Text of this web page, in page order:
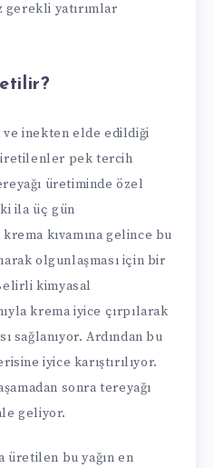
gerekli yatırımlar
ve inekten elde edildiği
pek tercih
üretiminde özel
ila üç gün
kıvamına gelince bu
olgunlaşması için bir
kimyasal
krema iyice çırpılarak
sağlanıyor. Ardından bu
iyice karıştırılıyor.
sonra tereyağı
geliyor.
üretilen bu yağın en